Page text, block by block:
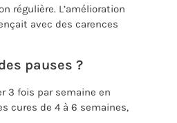
régulière. L’amélioration
avec des carences
pauses ?
3 fois par semaine en
cures de 4 à 6 semaines,